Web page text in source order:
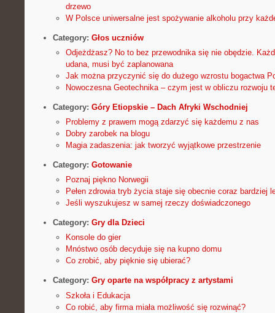
drzewo
W Polsce uniwersalne jest spożywanie alkoholu przy
Category: Głos uczniów
Odjeżdżasz? No to bez przewodnika się nie obędzie.
udana, musi być zaplanowana
Jak można przyczynić się do dużego wzrostu bogactwa
Nowoczesna Geotechnika – czym jest w obliczu rozwoju
Category: Góry Etiopskie – Dach Afryki Wschodniej
Problemy z prawem mogą zdarzyć się każdemu z nas
Dobry zarobek na blogu
Magia zadaszenia: jak tworzyć wyjątkowe przestrzenie
Category: Gotowanie
Poznaj piękno Norwegii
Pełen zdrowia tryb życia staje się obecnie coraz bardziej
Jeśli wyszukujesz w samej rzeczy doświadczonego
Category: Gry dla Dzieci
Konsole do gier
Mnóstwo osób decyduje się na kupno domu
Co zrobić, aby pięknie się ubierać?
Category: Gry oparte na współpracy z artystami
Szkoła i Edukacja
Co robić, aby firma miała możliwość się rozwinąć?